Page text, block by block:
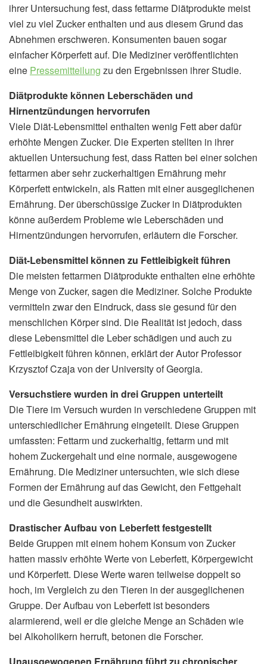
ihrer Untersuchung fest, dass fettarme Diätprodukte meist
viel zu viel Zucker enthalten und aus diesem Grund das
Abnehmen erschweren. Konsumenten bauen sogar
einfacher Körperfett auf. Die Mediziner veröffentlichten
eine Pressemitteilung zu den Ergebnissen ihrer Studie.
Diätprodukte können Leberschäden und
Hirnentzündungen hervorrufen
Viele Diät-Lebensmittel enthalten wenig Fett aber dafür
erhöhte Mengen Zucker. Die Experten stellten in ihrer
aktuellen Untersuchung fest, dass Ratten bei einer solchen
fettarmen aber sehr zuckerhaltigen Ernährung mehr
Körperfett entwickeln, als Ratten mit einer ausgeglichenen
Ernährung. Der überschüssige Zucker in Diätprodukten
könne außerdem Probleme wie Leberschäden und
Hirnentzündungen hervorrufen, erläutern die Forscher.
Diät-Lebensmittel können zu Fettleibigkeit führen
Die meisten fettarmen Diätprodukte enthalten eine erhöhte
Menge von Zucker, sagen die Mediziner. Solche Produkte
vermitteln zwar den Eindruck, dass sie gesund für den
menschlichen Körper sind. Die Realität ist jedoch, dass
diese Lebensmittel die Leber schädigen und auch zu
Fettleibigkeit führen können, erklärt der Autor Professor
Krzysztof Czaja von der University of Georgia.
Versuchstiere wurden in drei Gruppen unterteilt
Die Tiere im Versuch wurden in verschiedene Gruppen mit
unterschiedlicher Ernährung eingeteilt. Diese Gruppen
umfassten: Fettarm und zuckerhaltig, fettarm und mit
hohem Zuckergehalt und eine normale, ausgewogene
Ernährung. Die Mediziner untersuchten, wie sich diese
Formen der Ernährung auf das Gewicht, den Fettgehalt
und die Gesundheit auswirkten.
Drastischer Aufbau von Leberfett festgestellt
Beide Gruppen mit einem hohem Konsum von Zucker
hatten massiv erhöhte Werte von Leberfett, Körpergewicht
und Körperfett. Diese Werte waren teilweise doppelt so
hoch, im Vergleich zu den Tieren in der ausgeglichenen
Gruppe. Der Aufbau von Leberfett ist besonders
alarmierend, weil er die gleiche Menge an Schäden wie
bei Alkoholikern herruft, betonen die Forscher.
Unausgewogenen Ernährung führt zu chronischer